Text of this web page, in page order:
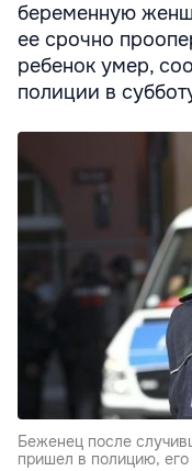
беременную
ее срочно
ребенок умер,
полиции в
Беженец после
пришел в полицию,